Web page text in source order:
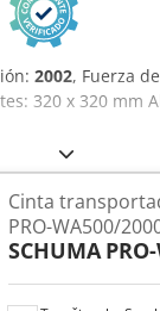
2002, Fuerza
320 x 320 mm
Cinta
PRO-WA500/
SCHUMA